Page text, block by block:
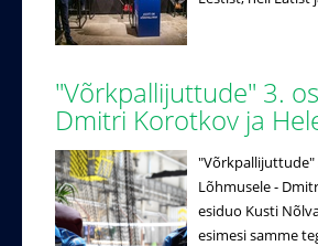
"Võrkpallijuttude" 3.
Dmitri Korotkov ja
"Võrkpallijuttude"
Lõhmusele -
esiduo Kusti
esimesi samme